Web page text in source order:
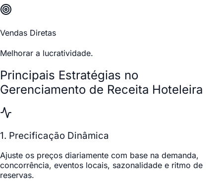
Vendas Diretas
Melhorar a lucratividade.
Principais Estratégias no
Gerenciamento de Receita Hoteleira
1. Precificação Dinâmica
Ajuste os preços diariamente com base na demanda,
concorrência, eventos locais, sazonalidade e ritmo de
reservas.